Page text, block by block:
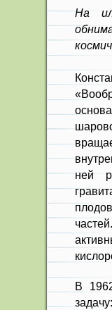
На
ней
В